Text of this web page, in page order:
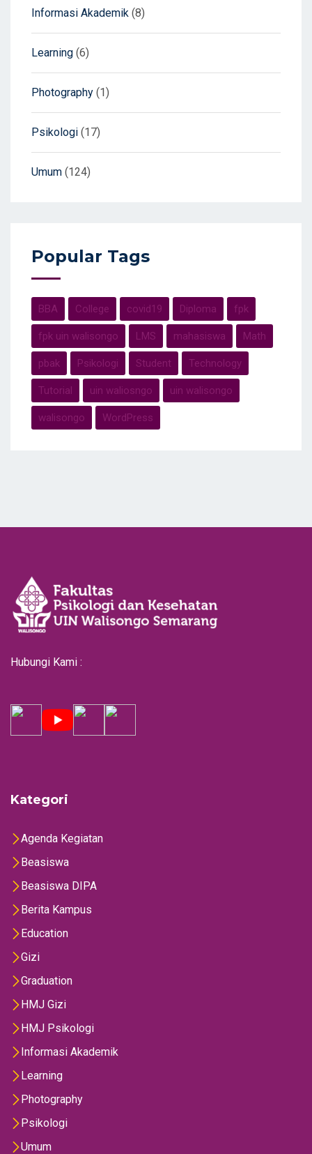
Informasi Akademik (8)
Learning (6)
Photography (1)
Psikologi (17)
Umum (124)
Popular Tags
BBA College covid19 Diploma fpk
fpk uin walisongo LMS mahasiswa Math
pbak Psikologi Student Technology
Tutorial uin waliosngo uin walisongo
walisongo WordPress
Hubungi Kami :
Kategori
Agenda Kegiatan
Beasiswa
Beasiswa DIPA
Berita Kampus
Education
Gizi
Graduation
HMJ Gizi
HMJ Psikologi
Informasi Akademik
Learning
Photography
Psikologi
Umum